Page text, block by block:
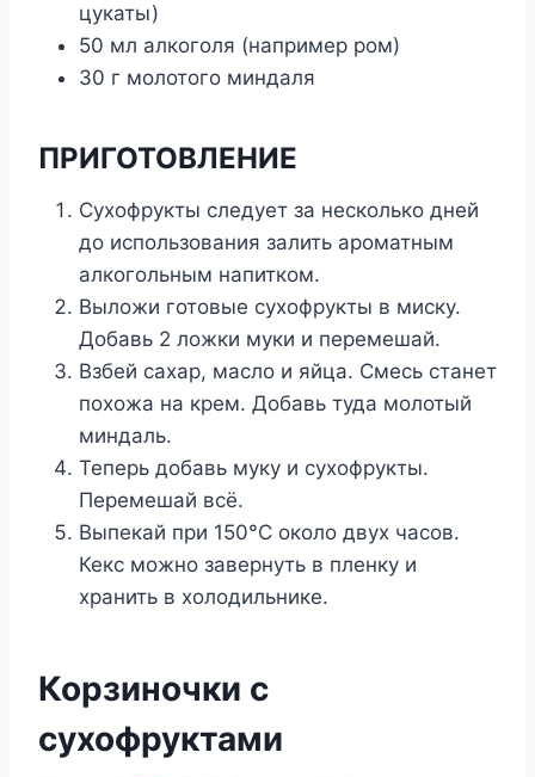
цукаты)
50 мл алкоголя (например ром)
30 г молотого миндаля
ПРИГОТОВЛЕНИЕ
Сухофрукты следует за несколько дней
до использования залить ароматным
алкогольным напитком.
Выложи готовые сухофрукты в миску.
Добавь 2 ложки муки и перемешай.
Взбей сахар, масло и яйца. Смесь станет
похожа на крем. Добавь туда молотый
миндаль.
Теперь добавь муку и сухофрукты.
Перемешай всё.
Выпекай при 150°С около двух часов.
Кекс можно завернуть в пленку и
хранить в холодильнике.
Корзиночки с
сухофруктами